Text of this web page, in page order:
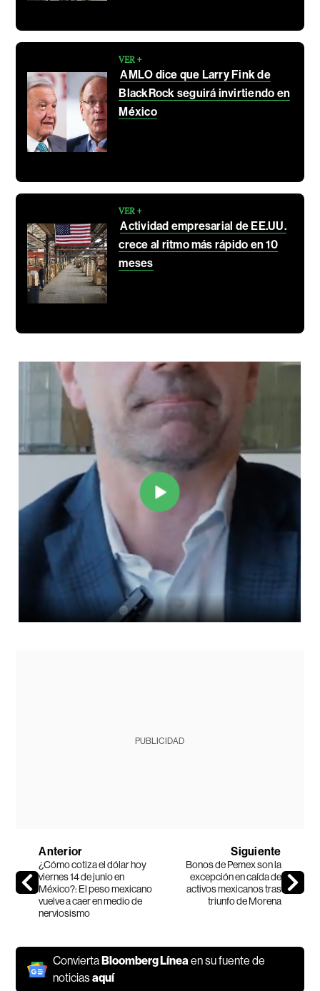
VER +
AMLO dice que Larry Fink de
BlackRock seguirá invirtiendo en
México
VER +
Actividad empresarial de EE.UU.
crece al ritmo más rápido en 10
meses
PUBLICIDAD
Anterior
¿Cómo cotiza el dólar hoy
viernes 14 de junio en
México?: El peso mexicano
vuelve a caer en medio de
nerviosismo
Siguiente
Bonos de Pemex son la
excepción en caída de
activos mexicanos tras
triunfo de Morena
ConviertaBloomberg Líneaen su fuente de
noticiasaquí